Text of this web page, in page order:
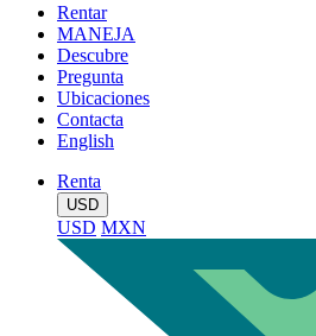
Rentar
MANEJA
Descubre
Pregunta
Ubicaciones
Contacta
English
Renta
USD
USD MXN